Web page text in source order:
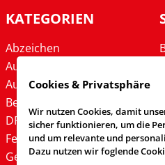
KATEGORIEN
Abzeichen
Ausbildung
Ausrüstung
Bekleidung
DFV
Festbedarf
Geschenke
Cookies & Privatsphäre
Wir nutzen Cookies, damit
sicher funktionieren, um die
und um relevante und
Dazu nutzen wir foglende